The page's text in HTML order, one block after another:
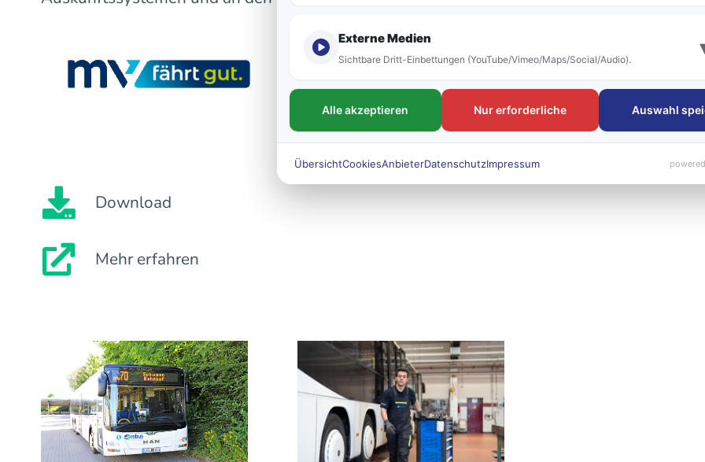
Download
Mehr erfahren
Externe Medien
Sichtbare Dritt-Einbettungen (YouTube/Vimeo/Maps/Social/Audio).
Alle akzeptieren Nur erforderliche Auswahl
ÜbersichtCookiesAnbieterDatenschutzImpressum